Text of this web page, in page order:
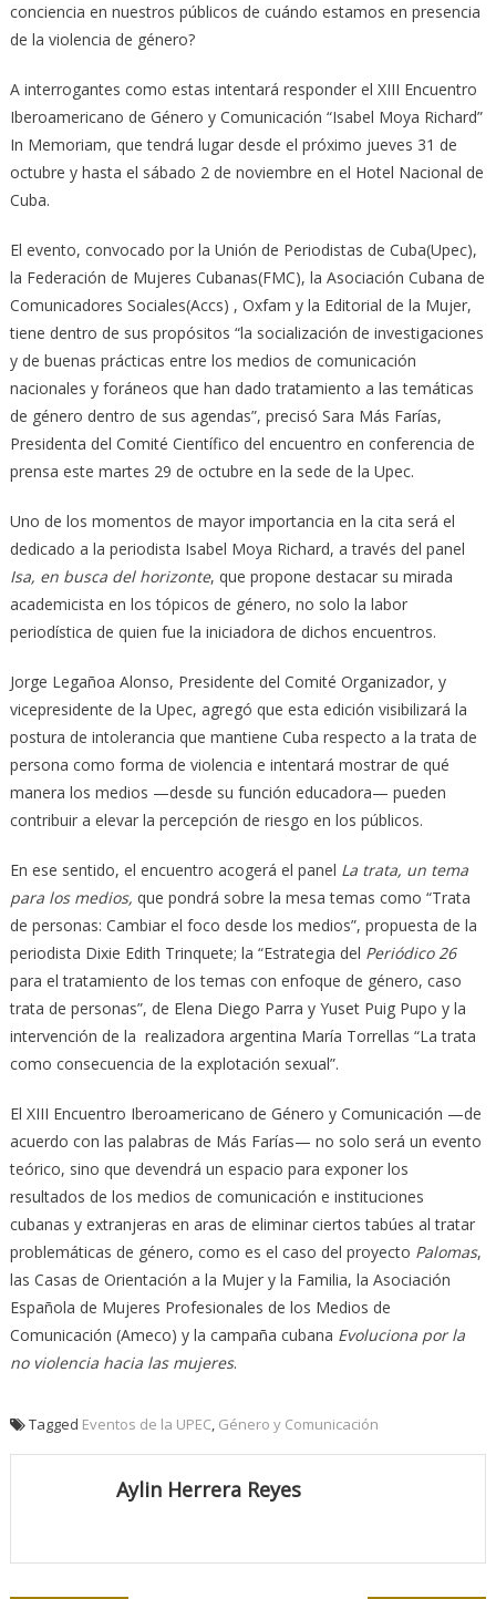
conciencia en nuestros públicos de cuándo estamos en presencia
de la violencia de género?
A interrogantes como estas intentará responder el XIII Encuentro
Iberoamericano de Género y Comunicación “Isabel Moya Richard”
In Memoriam, que tendrá lugar desde el próximo jueves 31 de
octubre y hasta el sábado 2 de noviembre en el Hotel Nacional de
Cuba.
El evento, convocado por la Unión de Periodistas de Cuba(Upec),
la Federación de Mujeres Cubanas(FMC), la Asociación Cubana de
Comunicadores Sociales(Accs) , Oxfam y la Editorial de la Mujer,
tiene dentro de sus propósitos “la socialización de investigaciones
y de buenas prácticas entre los medios de comunicación
nacionales y foráneos que han dado tratamiento a las temáticas
de género dentro de sus agendas”, precisó Sara Más Farías,
Presidenta del Comité Científico del encuentro en conferencia de
prensa este martes 29 de octubre en la sede de la Upec.
Uno de los momentos de mayor importancia en la cita será el
dedicado a la periodista Isabel Moya Richard, a través del panel
Isa, en busca del horizonte, que propone destacar su mirada
academicista en los tópicos de género, no solo la labor
periodística de quien fue la iniciadora de dichos encuentros.
Jorge Legañoa Alonso, Presidente del Comité Organizador, y
vicepresidente de la Upec, agregó que esta edición visibilizará la
postura de intolerancia que mantiene Cuba respecto a la trata de
persona como forma de violencia e intentará mostrar de qué
manera los medios —desde su función educadora— pueden
contribuir a elevar la percepción de riesgo en los públicos.
En ese sentido, el encuentro acogerá el panel La trata, un tema
para los medios, que pondrá sobre la mesa temas como “Trata
de personas: Cambiar el foco desde los medios”, propuesta de la
periodista Dixie Edith Trinquete; la “Estrategia del Periódico 26
para el tratamiento de los temas con enfoque de género, caso
trata de personas”, de Elena Diego Parra y Yuset Puig Pupo y la
intervención de la realizadora argentina María Torrellas “La trata
como consecuencia de la explotación sexual”.
El XIII Encuentro Iberoamericano de Género y Comunicación —de
acuerdo con las palabras de Más Farías— no solo será un evento
teórico, sino que devendrá un espacio para exponer los
resultados de los medios de comunicación e instituciones
cubanas y extranjeras en aras de eliminar ciertos tabúes al tratar
problemáticas de género, como es el caso del proyecto Palomas,
las Casas de Orientación a la Mujer y la Familia, la Asociación
Española de Mujeres Profesionales de los Medios de
Comunicación (Ameco) y la campaña cubana Evoluciona por la
no violencia hacia las mujeres.
Tagged Eventos de la UPEC, Género y Comunicación
Aylin Herrera Reyes